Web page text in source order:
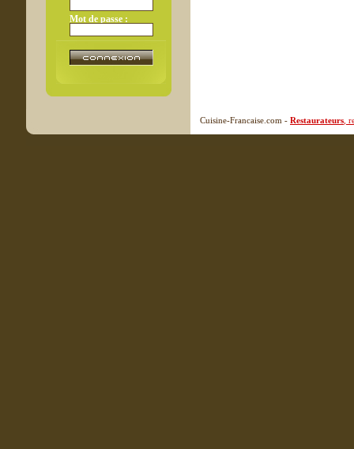
Mot de passe :
Cuisine-Francaise.com - Restaurateurs ,